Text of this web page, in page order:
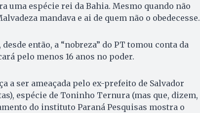
uma espécie rei da Bahia. Mesmo quando não
mandava e ai de quem não o obedecesse.
então, a “nobreza” do PT tomou conta da
pelo menos 16 anos no poder.
a ser ameaçada pelo ex-prefeito de Salvador
espécie de Toninho Ternura (mas que, dizem,
do instituto Paraná Pesquisas mostra o